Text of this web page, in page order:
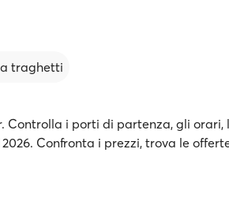
traghetti
Controlla i porti di partenza, gli orari,
Confronta i prezzi, trova le